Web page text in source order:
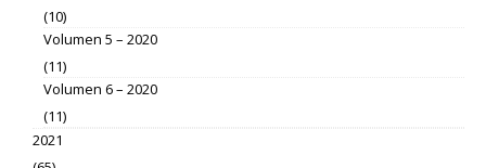
(10)
Volumen 5 – 2020
(11)
Volumen 6 – 2020
(11)
2021